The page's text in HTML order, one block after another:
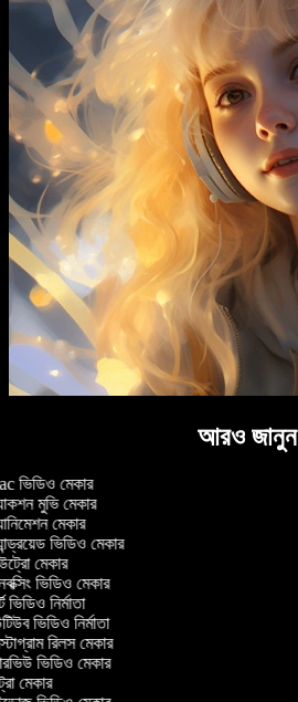
আরও জানুন
ভিডিও মেকার
মুভি মেকার
মেকার
ভিডিও মেকার
মেকার
ভিডিও মেকার
নির্মাতা
ভিডিও নির্মাতা
রিলস মেকার
ভিডিও মেকার
মেকার